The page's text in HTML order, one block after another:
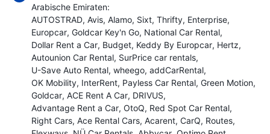
Arabische Emiraten:
AUTOSTRAD Avis Alamo Sixt Thrifty Enterprise
Europcar Goldcar Key'n Go National Car Rental
Dollar Rent a Car Budget Keddy By Europcar Hertz
Autounion Car Rental SurPrice car rentals
U-Save Auto Rental wheego addCarRental
OK Mobility InterRent Payless Car Rental Green Motion
Goldcar ACE Rent A Car DRIVUS
Advantage Rent a Car OtoQ Red Spot Car Rental
Right Cars Ace Rental Cars Acarent CarQ Routes